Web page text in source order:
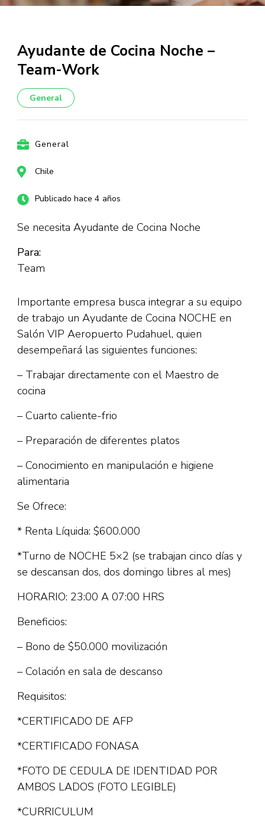
Ayudante de Cocina Noche –
Team-Work
General
General
Chile
Publicado hace 4 años
Se necesita Ayudante de Cocina Noche
Para:
Team
Importante empresa busca integrar a su equipo
de trabajo un Ayudante de Cocina NOCHE en
Salón VIP Aeropuerto Pudahuel, quien
desempeñará las siguientes funciones:
– Trabajar directamente con el Maestro de
cocina
– Cuarto caliente-frio
– Preparación de diferentes platos
– Conocimiento en manipulación e higiene
alimentaria
Se Ofrece:
* Renta Líquida: $600.000
*Turno de NOCHE 5×2 (se trabajan cinco días y
se descansan dos, dos domingo libres al mes)
HORARIO: 23:00 A 07:00 HRS
Beneficios:
– Bono de $50.000 movilización
– Colación en sala de descanso
Requisitos:
*CERTIFICADO DE AFP
*CERTIFICADO FONASA
*FOTO DE CEDULA DE IDENTIDAD POR
AMBOS LADOS (FOTO LEGIBLE)
*CURRICULUM